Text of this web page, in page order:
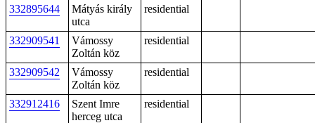
332895644
Mátyás király
utca
residential
332909541
Vámossy
Zoltán köz
residential
332909542
Vámossy
Zoltán köz
residential
332912416
Szent Imre
herceg utca
residential